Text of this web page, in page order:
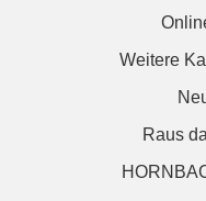
Weitere
Raus